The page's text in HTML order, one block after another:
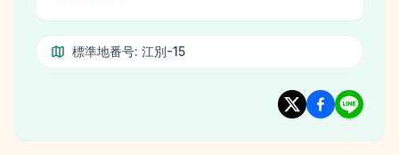
標準地番号: 江別-15